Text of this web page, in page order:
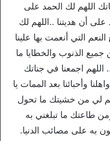
اللهم لك الحمد على
على أن هديتنا ..اللهم لك
التي أنعمت بها علينا
الذنوب والخطايا ما
اجمعنا في جناتك
وأحبائنا بعد الممات يا
لي من خشيتك ما تحول
طاعتك ما تبلغني به
به على مصائب الدنيا.